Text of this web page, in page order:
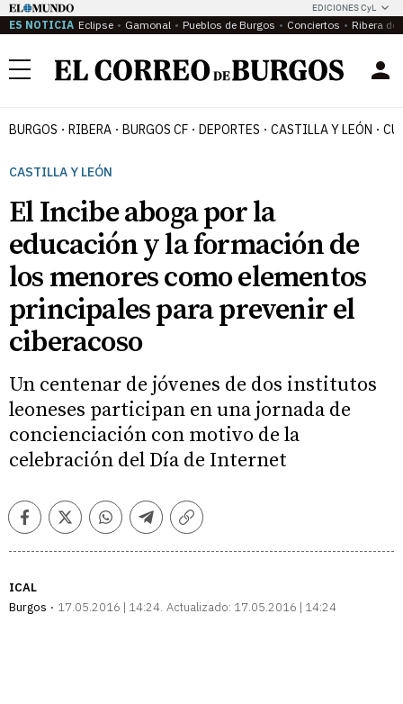
EDICIONES CyL
ES NOTICIA Eclipse Gamonal Pueblos de Burgos Conciertos Ribera del
Menú
BURGOS RIBERA BURGOS CF DEPORTES CASTILLA Y LEÓN
CASTILLA Y LEÓN
El Incibe aboga por la
educación y la formación de
los menores como elementos
principales para prevenir el
ciberacoso
Un centenar de jóvenes de dos institutos
leoneses participan en una jornada de
concienciación con motivo de la
celebración del Día de Internet
FacebookTwitterWhatsappTelegramCopiar
ICAL
Burgos
17.05.2016 | 14:24 Actualizado: 17.05.2016 | 14:24